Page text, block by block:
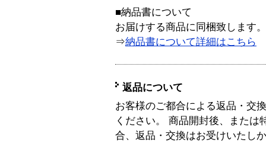
■納品書について
お届けする商品に同梱致します。
⇒納品書について詳細はこちら
返品について
お客様のご都合による返品・交
ください。 商品開封後、または
合、返品・交換はお受けいたし